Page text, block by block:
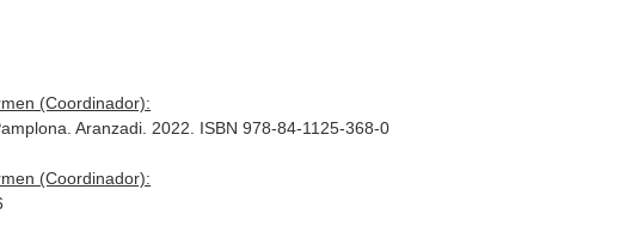
(Coordinador):
Aranzadi. 2022. ISBN 978-84-1125-368-0
(Coordinador):